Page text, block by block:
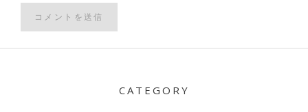
CATEGORY